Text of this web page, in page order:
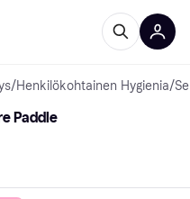
/Henkilökohtainen Hygienia/
Paddle